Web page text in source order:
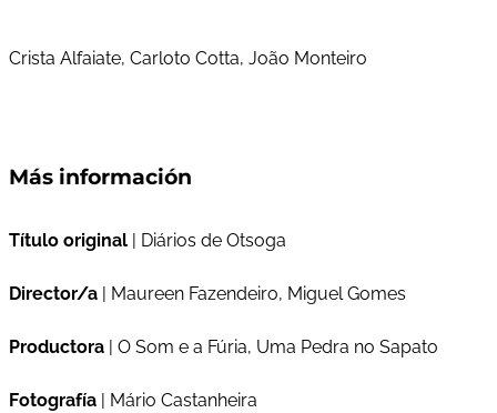
Crista Alfaiate, Carloto Cotta, João Monteiro
Más información
Título original | Diários de Otsoga
Director/a | Maureen Fazendeiro, Miguel Gomes
Productora | O Som e a Fúria, Uma Pedra no Sapato
Fotografía | Mário Castanheira